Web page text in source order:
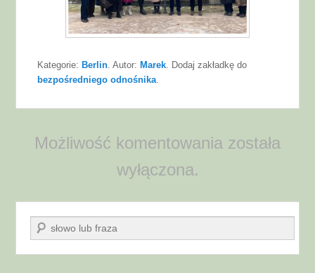
Kategorie:Berlin . Autor:Marek . Dodaj zakładkę do
bezpośredniego odnośnika
Możliwość komentowania została
wyłączona.
Szukaj